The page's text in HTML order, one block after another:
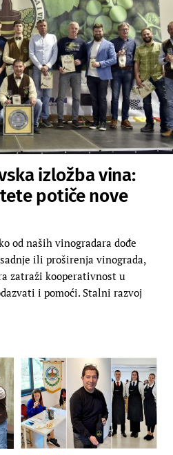
izložba vina:
potiče nove
od naših vinogradara dođe
ili proširenja vinograda,
zatraži kooperativnost u
i pomoći. Stalni razvoj